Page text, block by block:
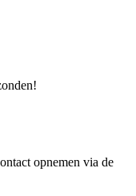
opnemen via de